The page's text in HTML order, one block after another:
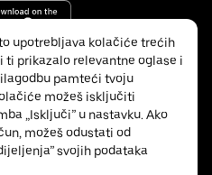
upotrebljava kolačiće trećih
ti prikazalo relevantne oglase i
pamteći tvoju
možeš isključiti
„Isključi” u nastavku. Ako
možeš odustati od
svojih podataka